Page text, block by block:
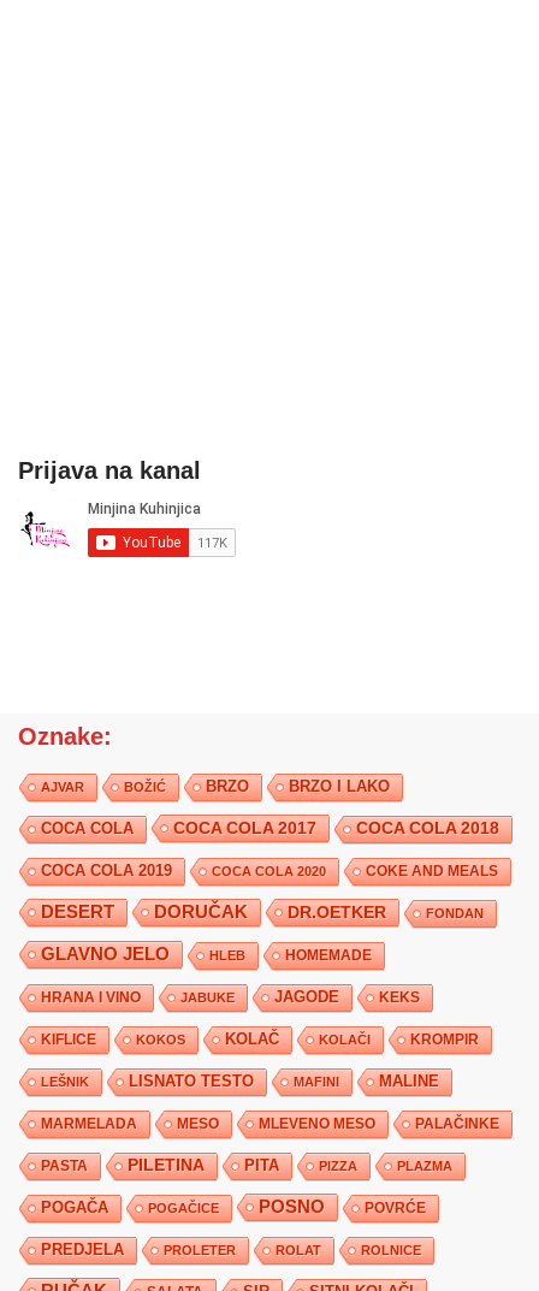
Prijava na kanal
Oznake:
AJVAR BOŽIĆ BRZO BRZO I LAKO
COCA COLA COCA COLA 2017 COCA COLA 2018
COCA COLA 2019 COCA COLA 2020 COKE AND MEALS
DESERT DORUČAK DR.OETKER FONDAN
GLAVNO JELO HLEB HOMEMADE
HRANA I VINO JABUKE JAGODE KEKS
KIFLICE KOKOS KOLAČ KOLAČI KROMPIR
LEŠNIK LISNATO TESTO MAFINI MALINE
MARMELADA MESO MLEVENO MESO PALAČINKE
PASTA PILETINA PITA PIZZA PLAZMA
POGAČA POGAČICE POSNO POVRĆE
PREDJELA PROLETER ROLAT ROLNICE